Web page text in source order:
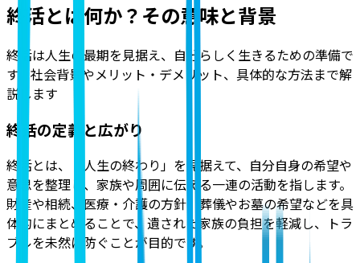
終活とは何か？その意味と背景
終活は人生の最期を見据え、自分らしく生きるための準備で
す。社会背景やメリット・デメリット、具体的な方法まで解
説します
終活の定義と広がり
終活とは、「人生の終わり」を見据えて、自分自身の希望や
意思を整理し、家族や周囲に伝える一連の活動を指します。
財産や相続、医療・介護の方針、葬儀やお墓の希望などを具
体的にまとめることで、遺された家族の負担を軽減し、トラ
ブルを未然に防ぐことが目的です。